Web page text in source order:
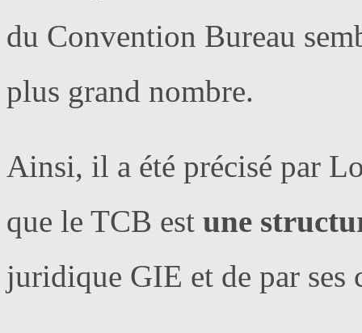
du Convention Bureau
plus grand nombre.
Ainsi, il a été précisé par
que le TCB est une
juridique GIE et de par ses